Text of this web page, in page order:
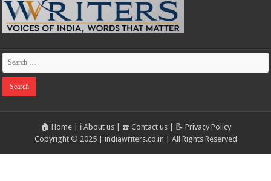
🏠 Home| ℹ️ About us| ☎️ Contact us|
📝 Privacy Policy
Copyright © 2025 | indiawriters.co.in | All Rights Reserved